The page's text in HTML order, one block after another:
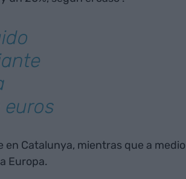
euros
en Catalunya, mientras que a medio
Europa.